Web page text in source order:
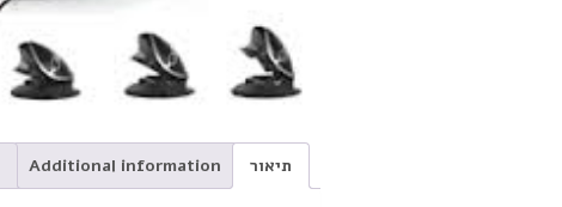
תיאור Additional information